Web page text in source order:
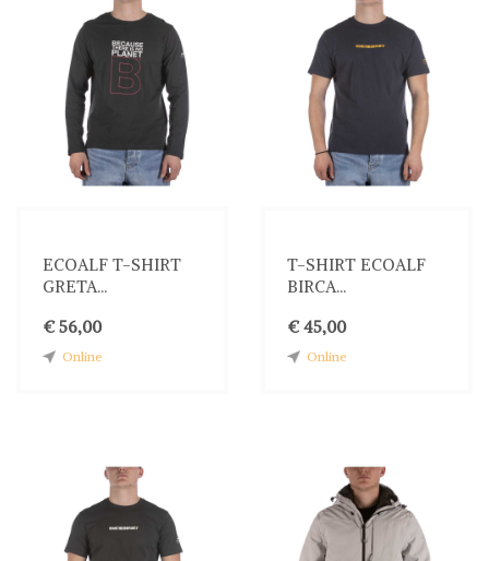
ECOALF T-SHIRT
GRETA...
€ 56,00
Online
T-SHIRT ECOALF
BIRCA...
€ 45,00
Online